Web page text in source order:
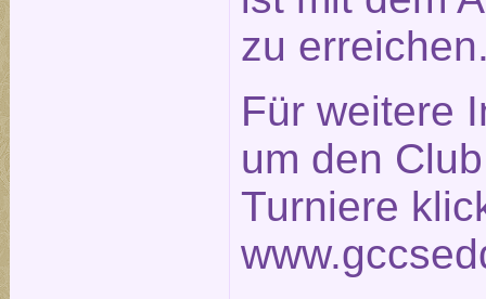
zu
Für weitere
um den
Turniere